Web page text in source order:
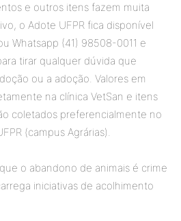
e outros itens fazem muita
o Adote UFPR fica disponível
Whatsapp (41) 98508-0011 e
tirar qualquer dúvida que
ou a adoção. Valores em
na clínica VetSan e itens
coletados preferencialmente no
(campus Agrárias).
o abandono de animais é crime
iniciativas de acolhimento